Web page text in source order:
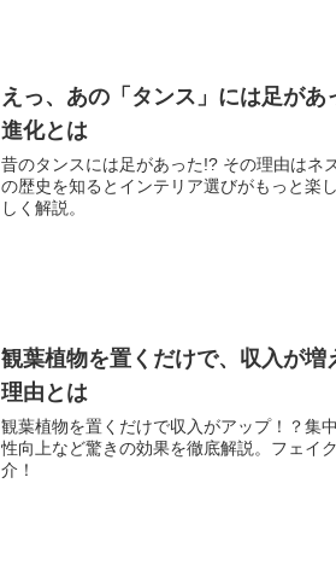
えっ、あの「タンス」には足が
進化とは
昔のタンスには足があった!? その理由はネ
の歴史を知るとインテリア選びがもっと楽
しく解説。
観葉植物を置くだけで、収入が増
理由とは
観葉植物を置くだけで収入がアップ！？集
性向上など驚きの効果を徹底解説。フェイ
介！